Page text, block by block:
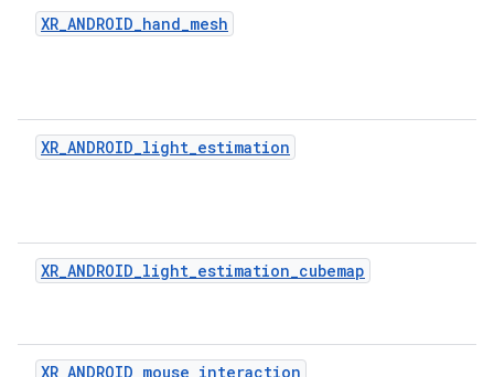
XR_ANDROID_hand_mesh
XR_ANDROID_light_estimation
XR_ANDROID_light_estimation_cubemap
XR_ANDROID_mouse_interaction